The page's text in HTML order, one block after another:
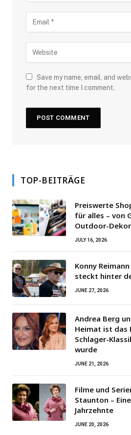
Save my name, email, and
for the next time I comment.
TOP-BEITRÄGE
Preiswerte
für alles – von
Outdoor-
JULY 16, 2026
Konny
steckt hinter
JUNE 27, 2026
Andrea Berg
Heimat ist das
Schlager-
wurde
JUNE 21, 2026
Filme und
Staunton –
Jahrzehnte
JUNE 20, 2026